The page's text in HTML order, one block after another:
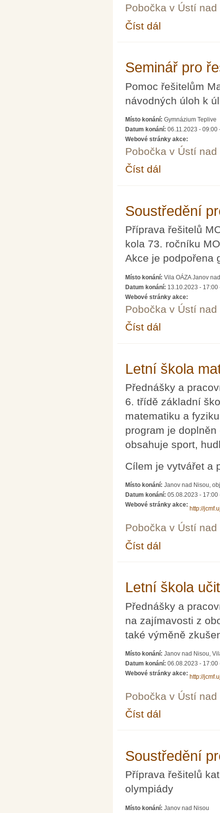
Pobočka v Ústí nad
Číst dál
Seminář pro
Pomoc řešitelům
návodných úloh k
Místo konání: Gymnázium Teplive
Datum konání: 06.11.2023 - 09:00
Webové stránky akce:
Pobočka v Ústí nad
Číst dál
Soustředění
Příprava řešitelů
kola 73. ročníku
Akce je podpořena
Místo konání: Vila OÁZA Janov
Datum konání: 13.10.2023 - 17:00
Webové stránky akce:
Pobočka v Ústí nad
Číst dál
Letní škola
Přednášky a
6. třídě základní
matematiku a
program je
obsahuje sport,
Cílem je vytvářet a
Místo konání: Janov nad Nisou,
Datum konání: 05.08.2023 - 17:00
Webové stránky akce:
http://
Pobočka v Ústí nad
Číst dál
Letní škola
Přednášky a
na zajímavosti z
také výměně
Místo konání: Janov nad Nisou,
Datum konání: 06.08.2023 - 17:00
Webové stránky akce:
http://
Pobočka v Ústí nad
Číst dál
Soustředění
Příprava řešitelů
olympiády
Místo konání: Janov nad Nisou